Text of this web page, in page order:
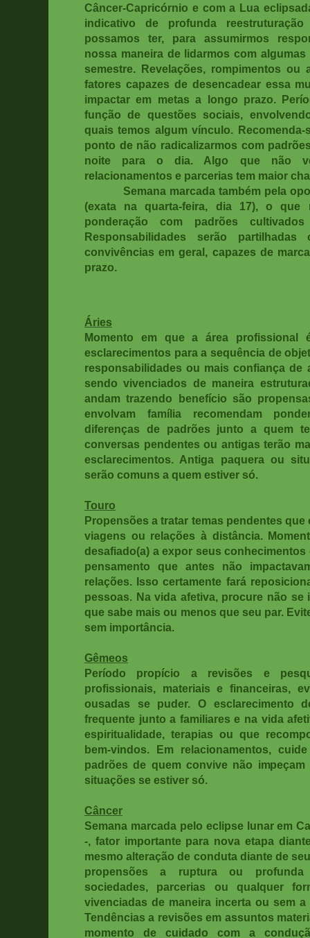
Câncer-Capricórnio e com a Lua
indicativo de profunda
possamos ter, para assumirmos
nossa maneira de lidarmos com
semestre. Revelações, rompimentos ou
fatores capazes de desencadear essa
impactar em metas a longo prazo.
função de questões sociais,
quais temos algum vínculo.
ponto de não radicalizarmos com
noite para o dia. Algo que não
relacionamentos e parcerias tem maior
Semana marcada também pela
(exata na quarta-feira, dia 17), o que
ponderação com padrões
Responsabilidades serão
convivências em geral, capazes de
prazo.
Áries
Momento em que a área profissional
esclarecimentos para a sequência de
responsabilidades ou mais confiança de
sendo vivenciados de maneira
andam trazendo benefício são
envolvam família recomendam
diferenças de padrões junto a quem
conversas pendentes ou antigas terão
esclarecimentos. Antiga paquera ou
serão comuns a quem estiver só.
Touro
Propensões a tratar temas pendentes
viagens ou relações à distância.
desafiado(a) a expor seus
pensamento que antes não
relações. Isso certamente fará
pessoas. Na vida afetiva, procure não
que sabe mais ou menos que seu par.
sem importância.
Gêmeos
Período propício a revisões e
profissionais, materiais e financeiras,
ousadas se puder. O esclarecimento
frequente junto a familiares e na vida
espiritualidade, terapias ou que
bem-vindos. Em relacionamentos,
padrões de quem convive não
situações se estiver só.
Câncer
Semana marcada pelo eclipse lunar em
-, fator importante para nova etapa
mesmo alteração de conduta diante de
propensões a ruptura ou profunda
sociedades, parcerias ou qualquer
vivenciadas de maneira incerta ou sem
Tendências a revisões em assuntos
momento de cuidado com a